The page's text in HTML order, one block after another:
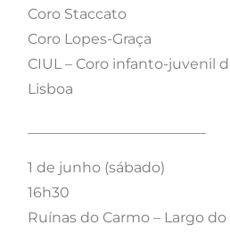
Coro Staccato
Coro Lopes-Graça
CIUL – Coro infanto-juvenil
Lisboa
1 de junho (sábado)
16h30
Ruínas do Carmo – Largo